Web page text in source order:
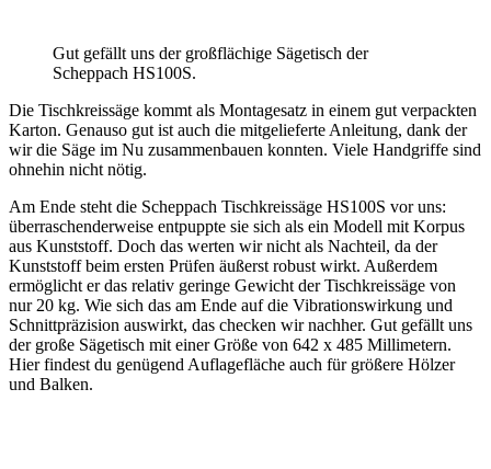
Gut gefällt uns der großflächige Sägetisch der
Scheppach HS100S.
Die Tischkreissäge kommt als Montagesatz in einem gut verpackten
Karton. Genauso gut ist auch die mitgelieferte Anleitung, dank der
wir die Säge im Nu zusammenbauen konnten. Viele Handgriffe sind
ohnehin nicht nötig.
Am Ende steht die Scheppach Tischkreissäge HS100S vor uns:
überraschenderweise entpuppte sie sich als ein Modell mit Korpus
aus Kunststoff. Doch das werten wir nicht als Nachteil, da der
Kunststoff beim ersten Prüfen äußerst robust wirkt. Außerdem
ermöglicht er das relativ geringe Gewicht der Tischkreissäge von
nur 20 kg. Wie sich das am Ende auf die Vibrationswirkung und
Schnittpräzision auswirkt, das checken wir nachher. Gut gefällt uns
der große Sägetisch mit einer Größe von 642 x 485 Millimetern.
Hier findest du genügend Auflagefläche auch für größere Hölzer
und Balken.